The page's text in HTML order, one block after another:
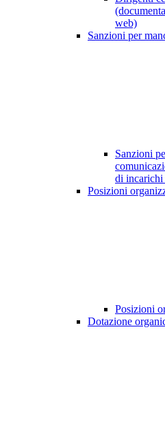
web)
Sanzioni per
Sanzioni
di
Posizioni
Posizioni
Dotazione